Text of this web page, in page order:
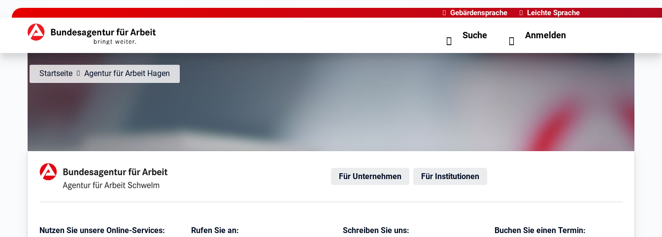
zu den Hauptinhalten springen
Gebärdensprache Leichte Sprache
Hauptnavigation Suche Anmelden
Startseite Agentur für Arbeit Hagen
Agentur für Arbeit Schwelm Für Unternehmen Für Institutionen
Kontaktinformationen
Nutzen Sie unsere Online-Services:
Rufen Sie an:
Schreiben Sie uns:
Buchen Sie einen Termin: